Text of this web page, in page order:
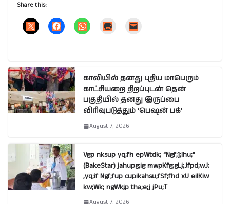
Share this:
காலியில் தனது புதிய மாபெரும்
காட்சியறை திறப்புடன் தென்
பகுதியில் தனது இருப்பை
விரிவுபடுத்தும் ‘பெஷன் பக்’
August 7, 2026
Vgp nksup yq;fh epWtdk; “Ngf;];lhu;”
(BakeStar) jahupg;ig mwpKfg;gLj;Jfpd;wJ:
,yq;if Ngf;fup cupikahsu;fSf;fhd xU eilKiw
kw;Wk; ngWkjp tha;e;j jPu;T